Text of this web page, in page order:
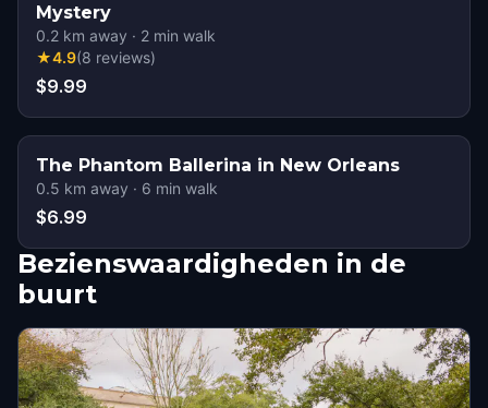
Mystery
0.2 km away · 2 min walk
★4.9(8 reviews)
$9.99
The Phantom Ballerina in New Orleans
0.5 km away · 6 min walk
$6.99
Bezienswaardigheden in de
buurt